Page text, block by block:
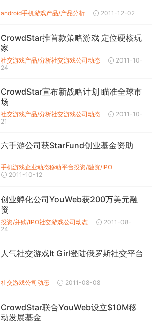
android手机游戏产品/产品分析 2011-12-02
CrowdStar推首款策略游戏 定位硬核玩
家
社交游戏产品/分析社交游戏公司动态
2011-10-
24
CrowdStar宣布新战略计划 瞄准全球市
场
社交游戏产品/分析社交游戏公司动态
2011-10-
21
六手游公司获StarFund创业基金资助
手机游戏企业动态移动平台投资/融资/IPO
2011-10-12
创业孵化公司YouWeb获200万美元融
资
投资/并购/IPO社交游戏公司动态
2011-08-
24
人气社交游戏It Girl登陆俄罗斯社交平台
社交游戏公司动态 2011-08-08
CrowdStar联合YouWeb设立$10M移
动发展基金